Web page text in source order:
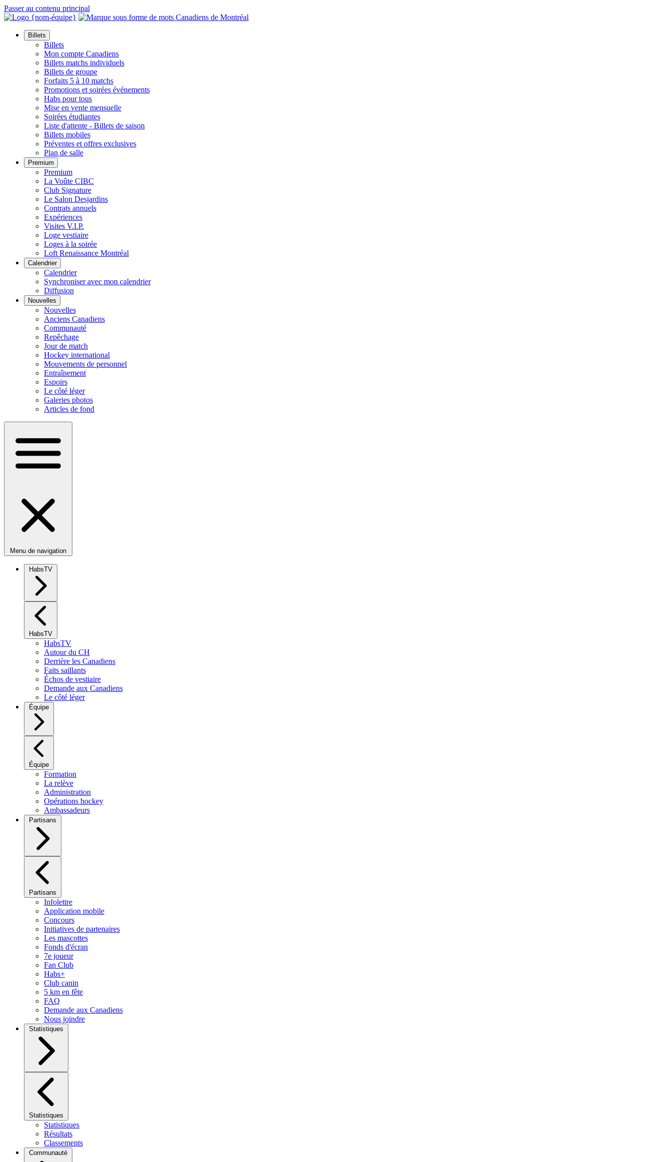
Passer au contenu principal
Billets
Billets
Mon compte Canadiens
Billets matchs individuels
Billets de groupe
Forfaits 5 à 10 matchs
Promotions et soirées événements
Habs pour tous
Mise en vente mensuelle
Soirées étudiantes
Liste d'attente - Billets de saison
Billets mobiles
Préventes et offres exclusives
Plan de salle
Premium
Premium
La Voûte CIBC
Club Signature
Le Salon Desjardins
Contrats annuels
Expériences
Visites V.I.P.
Loge vestiaire
Loges à la soirée
Loft Renaissance Montréal
Calendrier
Calendrier
Synchroniser avec mon calendrier
Diffusion
Nouvelles
Nouvelles
Anciens Canadiens
Communauté
Repêchage
Jour de match
Hockey international
Mouvements de personnel
Entraînement
Espoirs
Le côté léger
Galeries photos
Articles de fond
Menu de navigation
HabsTV
HabsTV
HabsTV
Autour du CH
Derrière les Canadiens
Faits saillants
Échos de vestiaire
Demande aux Canadiens
Le côté léger
Équipe
Équipe
Formation
La relève
Administration
Opérations hockey
Ambassadeurs
Partisans
Partisans
Infolettre
Application mobile
Concours
Initiatives de partenaires
Les mascottes
Fonds d'écran
7e joueur
Fan Club
Habs+
Club canin
5 km en fête
FAQ
Demande aux Canadiens
Nous joindre
Statistiques
Statistiques
Statistiques
Résultats
Classements
Communauté